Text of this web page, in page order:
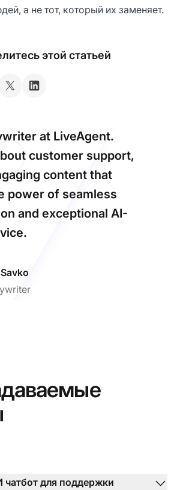
а не тот, который их заменяет.
этой статьей
at LiveAgent.
customer support,
content that
power of seamless
and exceptional AI-
для поддержки